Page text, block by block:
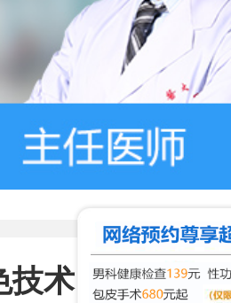
技术 Characteristic